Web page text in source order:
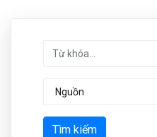
Tìm kiếm